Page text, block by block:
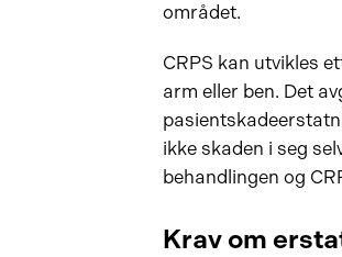
området.
CRPS kan utvikles
arm eller ben. Det
ikke skaden i seg
behandlingen og
Krav om